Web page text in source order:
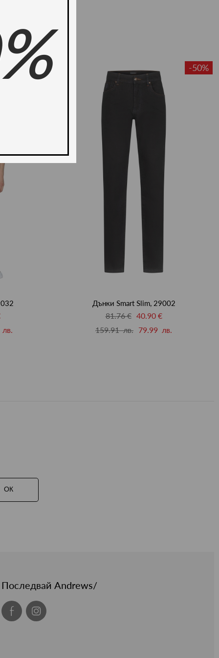
ново -35% -50%
Дънки Smart Slim, 29002
81.76 € 40.90 €
159.91 лв. 79.99 лв.
ОК
Последвай Andrews/